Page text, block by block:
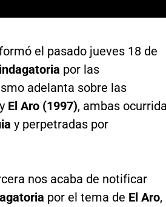
el pasado jueves 18 de
indagatoria por las
adelanta sobre las
y El Aro (1997), ambas
y perpetradas por
nos acaba de notificar
por el tema de El Aro,